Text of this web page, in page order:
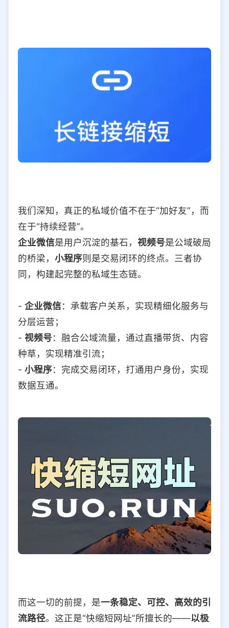
我们深知，真正的私域价值不在于“加好友”，而
在于“持续经营”。
企业微信是用户沉淀的基石， 视频号是公域破局
的桥梁， 小程序则是交易闭环的终点。三者协
同，构建起完整的私域生态链。
- 企业微信：承载客户关系，实现精细化服务与
分层运营；
- 视频号：融合公域流量，通过直播带货、内容
种草，实现精准引流；
- 小程序：完成交易闭环，打通用户身份，实现
数据互通。
而这一切的前提，是一条稳定、可控、高效的引
流路径。这正是“快缩短网址”所擅长的——以极